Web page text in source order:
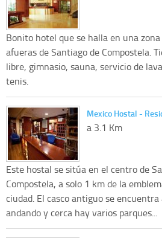
Bonito hotel que se halla en una
afueras de Santiago de Compostela.
libre, gimnasio, sauna, servicio de
tenis.
Mexico Hostal -
a 3.1 Km
Este hostal se sitúa en el centro de
Compostela, a solo 1 km de la
ciudad. El casco antiguo se
andando y cerca hay varios parques...